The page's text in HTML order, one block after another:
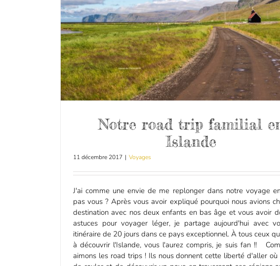
Notre road trip familial
Islande
11 décembre 2017 | Voyages
J'ai comme une envie de me replonger dans notre voyage
pas vous ? Après vous avoir expliqué pourquoi nous avions
destination avec nos deux enfants en bas âge et vous avoir
astuces pour voyager léger, je partage aujourd'hui avec
itinéraire de 20 jours dans ce pays exceptionnel. À tous ceux
à découvrir l'Islande, vous l'aurez compris, je suis fan !!
aimons les road trips ! Ils nous donnent cette liberté d'aller où